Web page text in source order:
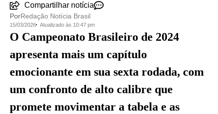
Compartilhar notícia
PorRedação Notícia Brasil
15/03/2026 Atualizado às 10:47 pm
O Campeonato Brasileiro de 2024
apresenta mais um capítulo
emocionante em sua sexta rodada, com
um confronto de alto calibre que
promete movimentar a tabela e as